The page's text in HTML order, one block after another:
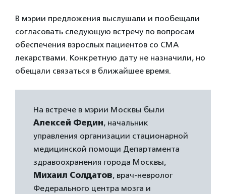
В мэрии предложения выслушали и пообещали
согласовать следующую встречу по вопросам
обеспечения взрослых пациентов со СМА
лекарствами. Конкретную дату не назначили, но
обещали связаться в ближайшее время.
На встрече в мэрии Москвы были
Алексей Федин, начальник
управления организации стационарной
медицинской помощи Департамента
здравоохранения города Москвы,
Михаил Солдатов, врач-невролог
Федерального центра мозга и